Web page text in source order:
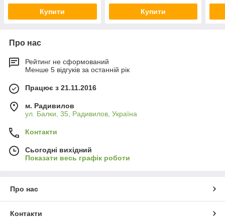
Купити Купити
Про нас
Рейтинг не сформований
Менше 5 відгуків за останній рік
Працює з 21.11.2016
м. Радивилов
ул. Балки, 35, Радивилов, Україна
Контакти
Сьогодні вихідний
Показати весь графік роботи
Про нас
Контакти